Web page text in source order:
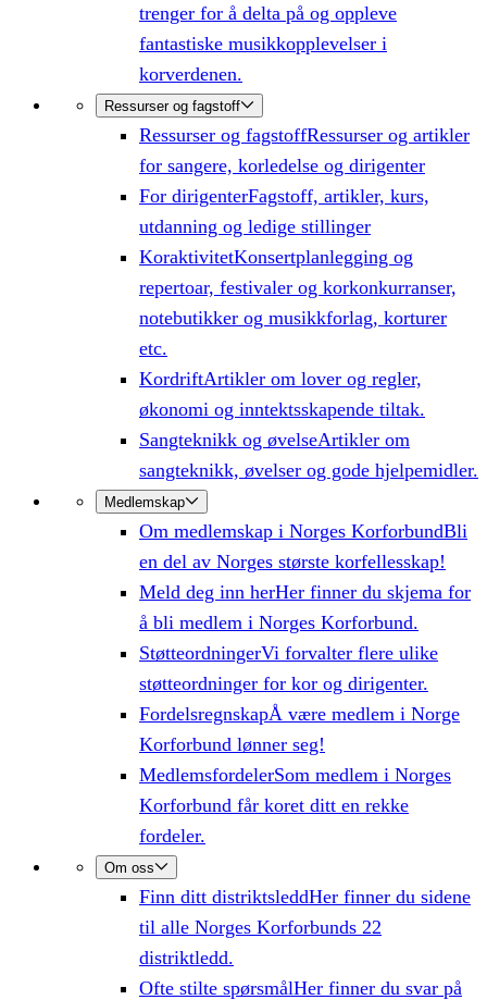
trenger for å delta på og oppleve
fantastiske musikkopplevelser i
korverdenen.
Ressurser og fagstoff
Ressurser og fagstoffRessurser og artikler
for sangere, korledelse og dirigenter
For dirigenterFagstoff, artikler, kurs,
utdanning og ledige stillinger
KoraktivitetKonsertplanlegging og
repertoar, festivaler og korkonkurranser,
notebutikker og musikkforlag, korturer
etc.
KordriftArtikler om lover og regler,
økonomi og inntektsskapende tiltak.
Sangteknikk og øvelseArtikler om
sangteknikk, øvelser og gode hjelpemidler.
Medlemskap
Om medlemskap i Norges KorforbundBli
en del av Norges største korfellesskap!
Meld deg inn herHer finner du skjema for
å bli medlem i Norges Korforbund.
StøtteordningerVi forvalter flere ulike
støtteordninger for kor og dirigenter.
FordelsregnskapÅ være medlem i Norge
Korforbund lønner seg!
MedlemsfordelerSom medlem i Norges
Korforbund får koret ditt en rekke
fordeler.
Om oss
Finn ditt distriktsleddHer finner du sidene
til alle Norges Korforbunds 22
distriktledd.
Ofte stilte spørsmålHer finner du svar på